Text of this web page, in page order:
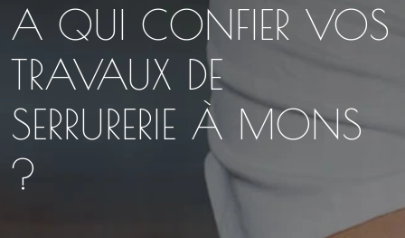
A QUI CONFIER VOS
TRAVAUX DE
SERRURERIE À MONS
?